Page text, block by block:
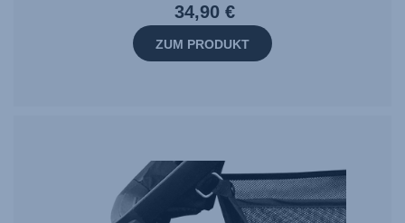
34,90 €
ZUM PRODUKT